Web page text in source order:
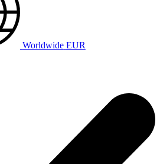
Worldwide EUR